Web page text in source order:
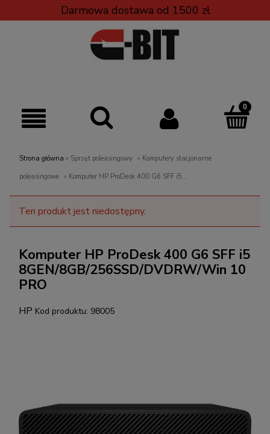
Darmowa dostawa od 1500 zł
Strona główna » Sprzęt poleasingowy » Komputery stacjonarne
poleasingowe » Komputer HP ProDesk 400 G6 SFF i5
8GEN/8GB/256SSD/DVDRW/Win 10 PRO
Ten produkt jest niedostępny.
Komputer HP ProDesk 400 G6 SFF i5
8GEN/8GB/256SSD/DVDRW/Win 10
PRO
HP Kod produktu: 98005